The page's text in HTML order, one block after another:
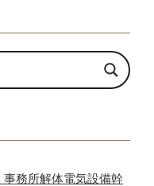
務所解体電気設備幹